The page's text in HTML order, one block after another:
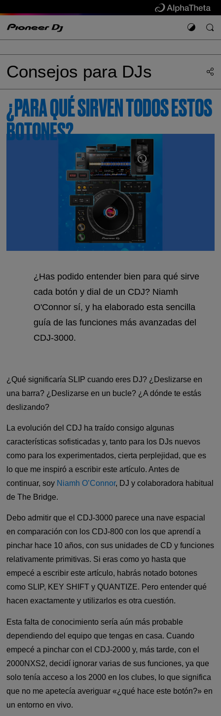
Consejos para DJs
¿PARA QUÉ SIRVEN TODOS ESTOS
BOTONES?
¿Has podido entender bien para qué sirve
cada botón y dial de un CDJ? Niamh
O'Connor sí, y ha elaborado esta sencilla
guía de las funciones más avanzadas del
CDJ-3000.
¿Qué significaría SLIP cuando eres DJ? ¿Deslizarse en
una barra? ¿Deslizarse en un bucle? ¿A dónde te estás
deslizando?
La evolución del CDJ ha traído consigo algunas
características sofisticadas y, tanto para los DJs nuevos
como para los experimentados, cierta perplejidad, que es
lo que me inspiró a escribir este artículo. Antes de
continuar, soy Niamh O’Connor, DJ y colaboradora habitual
de The Bridge.
Debo admitir que el CDJ-3000 parece una nave espacial
en comparación con los CDJ-800 con los que aprendí a
pinchar hace 10 años, con sus unidades de CD y funciones
relativamente primitivas. Si eras como yo hasta que
empecé a escribir este artículo, habrás notado botones
como SLIP, KEY SHIFT y QUANTIZE. Pero entender qué
hacen exactamente y utilizarlos es otra cuestión.
Esta falta de conocimiento sería aún más probable
dependiendo del equipo que tengas en casa. Cuando
empecé a pinchar con el CDJ-2000 y, más tarde, con el
2000NXS2, decidí ignorar varias de sus funciones, ya que
solo tenía acceso a los 2000 en los clubes, lo que significa
que no me apetecía averiguar «¿qué hace este botón?» en
un entorno en vivo.